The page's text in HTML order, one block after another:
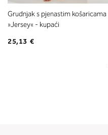
Grudnjak s pjenastim košaricama
»Jersey« - kupaći
25,13 €